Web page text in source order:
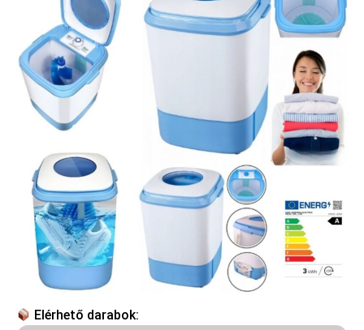
Elérhető darabok:​